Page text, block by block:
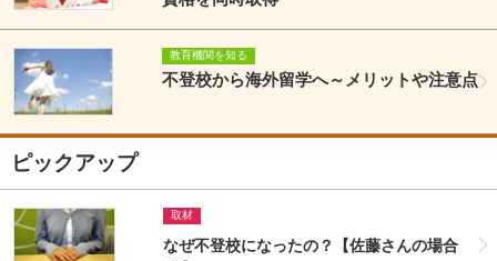
教育機関を知る
不登校から海外留学へ～メリットや注意点
ピックアップ
取材
なぜ不登校になったの？【佐藤さんの場合